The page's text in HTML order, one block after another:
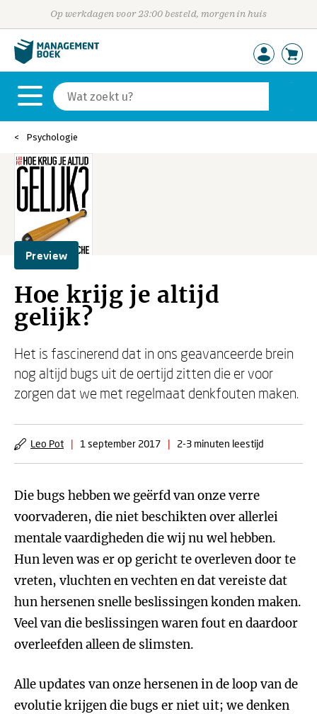
Op werkdagen voor 23:00 besteld, morgen in huis
Psychologie
Preview
Hoe krijg je altijd
gelijk?
Het is fascinerend dat in ons geavanceerde brein
nog altijd bugs uit de oertijd zitten die er voor
zorgen dat we met regelmaat denkfouten maken.
Leo Pot | 1 september 2017 | 2-3 minuten leestijd
Die bugs hebben we geërfd van onze verre
voorvaderen, die niet beschikten over allerlei
mentale vaardigheden die wij nu wel hebben.
Hun leven was er op gericht te overleven door te
vreten, vluchten en vechten en dat vereiste dat
hun hersenen snelle beslissingen konden maken.
Veel van die beslissingen waren fout en daardoor
overleefden alleen de slimsten.
Alle updates van onze hersenen in de loop van de
evolutie krijgen die bugs er niet uit; we denken